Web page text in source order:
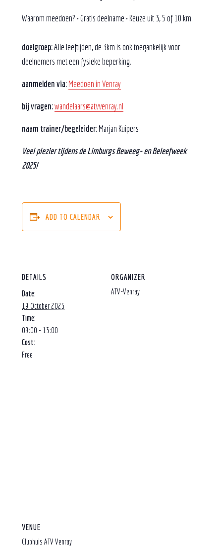
Waarom meedoen? • Gratis deelname • Keuze uit 3, 5 of 10 km.
doelgroep:Alle leeftijden, de 3km is ook toegankelijk voor
deelnemers met een fysieke beperking.
aanmelden via:Meedoen in Venray
bij vragen:wandelaars@atvvenray.nl
naam trainer/begeleider:Marjan Kuipers
Veel plezier tijdens de Limburgs Beweeg- en Beleefweek
2025!
ADD TO CALENDAR
DETAILS
Date:
19 October 2025
Time:
09:00 - 13:00
Cost:
Free
ORGANIZER
ATV-Venray
VENUE
Clubhuis ATV Venray